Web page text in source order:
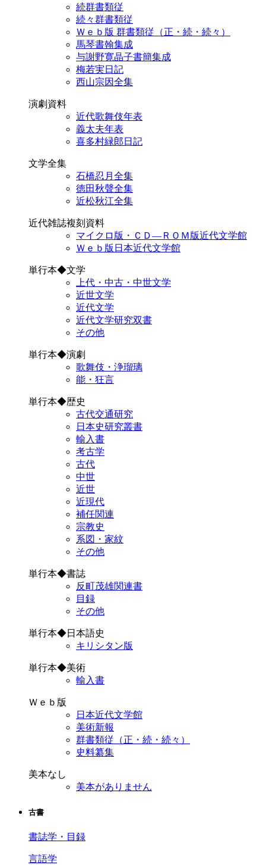
続群書類従
続々群書類従
Ｗｅｂ版 群書類従（正・続・続々）
馬琴書翰集成
与謝野寛晶子書簡集成
梅若実日記
西山宗因全集
演劇資料
近代歌舞伎年表
義太夫年表
喜多村緑郎日記
文学全集
石橋忍月全集
徳田秋聲全集
近松秋江全集
近代雑誌複刻資料
マイクロ版・ＣＤ―ＲＯＭ版近代文学館
Ｗｅｂ版日本近代文学館
単行本◆文学
上代・中古・中世文学
近世文学
近代文学
近代文学研究双書
その他
単行本◆演劇
歌舞伎・浄瑠璃
能・狂言
単行本◆歴史
古代交通研究
日本史研究叢書
輸入書
考古学
古代
中世
近世
近現代
補任関連
宗教史
系図・家紋
その他
単行本◆書誌
反町茂雄関連書
目録
その他
単行本◆日本語史
キリシタン版
単行本◆美術
輸入書
Ｗｅｂ版
日本近代文学館
美術新報
群書類従（正・続・続々）
史料纂集
美本なし
美本がありません
古書
書誌学・目録
言語学